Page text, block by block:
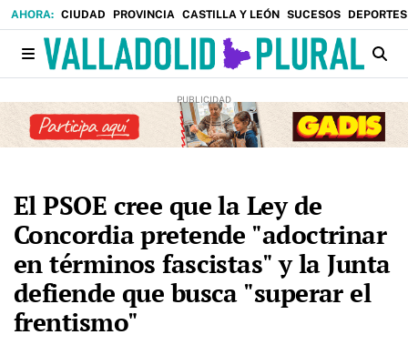
CIUDAD PROVINCIA CASTILLA Y LEÓN SUCESOS DEPORTES
El PSOE cree que la Ley de
Concordia pretende "adoctrinar
en términos fascistas" y la Junta
defiende que busca "superar el
frentismo"